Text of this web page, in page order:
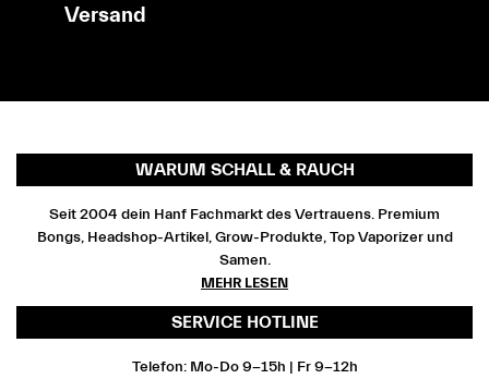
Versand
WARUM SCHALL & RAUCH
Seit 2004 dein Hanf Fachmarkt des Vertrauens. Premium
Bongs, Headshop-Artikel, Grow-Produkte, Top Vaporizer und
Samen.
MEHR LESEN
SERVICE HOTLINE
Telefon: Mo-Do 9-15h | Fr 9-12h